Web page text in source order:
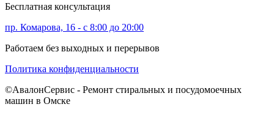
Бесплатная консультация
пр. Комарова, 16 - с 8:00 до 20:00
Работаем без выходных и перерывов
Политика конфиденциальности
©АвалонСервис - Ремонт стиральных и посудомоечных
машин в Омске